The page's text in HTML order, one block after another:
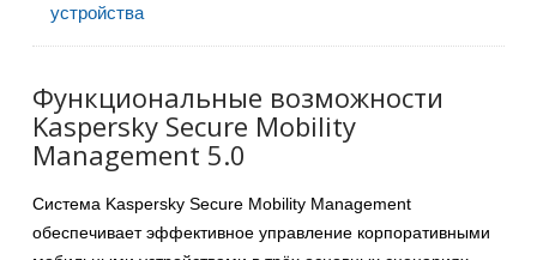
устройства
Функциональные возможности
Kaspersky Secure Mobility
Management 5.0
Система Kaspersky Secure Mobility Management
обеспечивает эффективное управление корпоративными